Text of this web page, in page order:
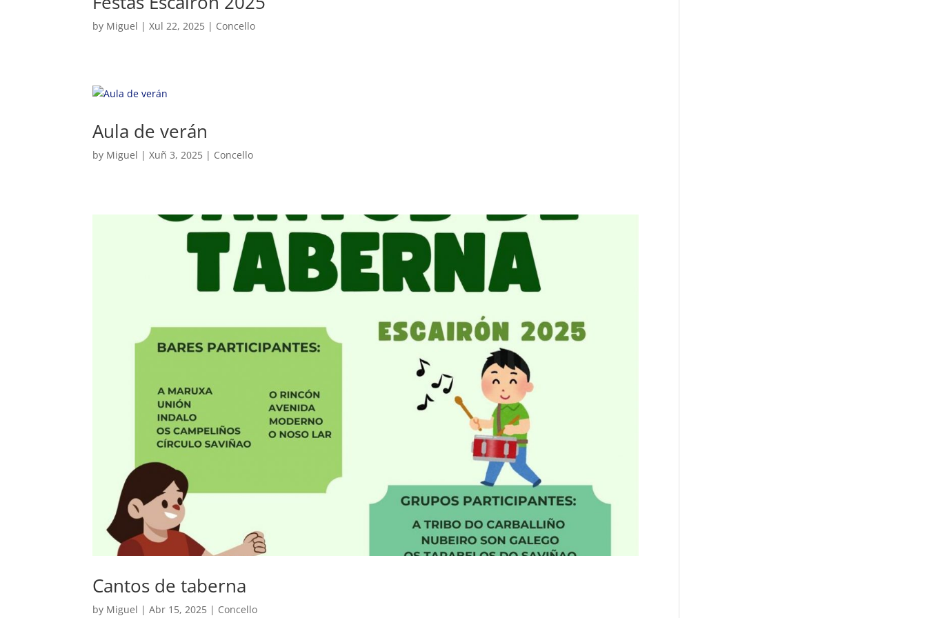
by Miguel |Xul 22, 2025 | Concello
Aula de verán
by Miguel |Xuñ 3, 2025 | Concello
Cantos de taberna
by Miguel |Abr 15, 2025 | Concello